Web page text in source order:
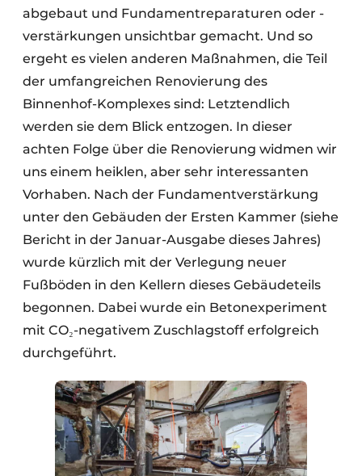
abgebaut und Fundamentreparaturen oder -
verstärkungen unsichtbar gemacht. Und so
ergeht es vielen anderen Maßnahmen, die Teil
der umfangreichen Renovierung des
Binnenhof-Komplexes sind: Letztendlich
werden sie dem Blick entzogen. In dieser
achten Folge über die Renovierung widmen wir
uns einem heiklen, aber sehr interessanten
Vorhaben. Nach der Fundamentverstärkung
unter den Gebäuden der Ersten Kammer (siehe
Bericht in der Januar-Ausgabe dieses Jahres)
wurde kürzlich mit der Verlegung neuer
Fußböden in den Kellern dieses Gebäudeteils
begonnen. Dabei wurde ein Betonexperiment
mit CO₂-negativem Zuschlagstoff erfolgreich
durchgeführt.